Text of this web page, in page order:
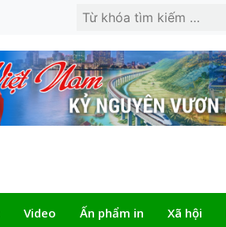
Search
Video Ấn phẩm in Xã hội